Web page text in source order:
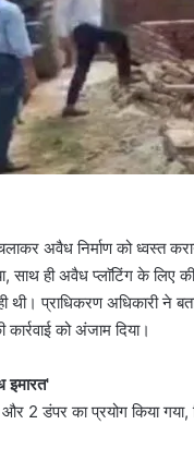
अवैध निर्माण को ध्वस्त
साथ ही अवैध प्लाॅटिंग के
थी। प्राधिकरण अधिकारी ने
को अंजाम दिया।
इमारत'
2 डंपर का प्रयोग किया